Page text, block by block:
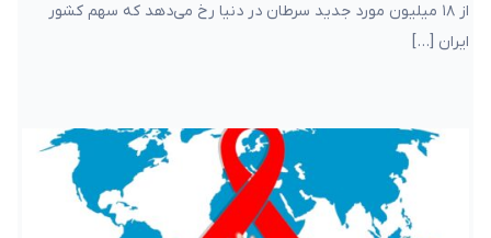
از ۱۸ میلیون مورد جدید سرطان در دنیا رخ می‌دهد که سهم کشور
ایران […]